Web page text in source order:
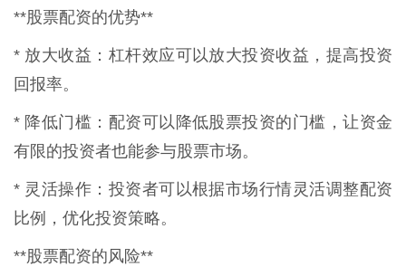
**股票配资的优势**
* 放大收益：杠杆效应可以放大投资收益，提高投资
回报率。
* 降低门槛：配资可以降低股票投资的门槛，让资金
有限的投资者也能参与股票市场。
* 灵活操作：投资者可以根据市场行情灵活调整配资
比例，优化投资策略。
**股票配资的风险**